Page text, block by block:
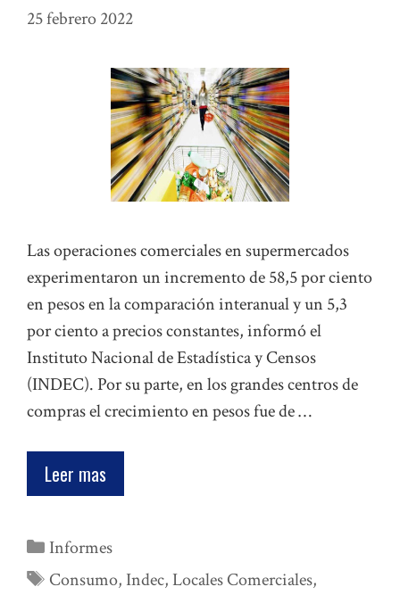
25 febrero 2022
Las operaciones comerciales en supermercados
experimentaron un incremento de 58,5 por ciento
en pesos en la comparación interanual y un 5,3
por ciento a precios constantes, informó el
Instituto Nacional de Estadística y Censos
(INDEC). Por su parte, en los grandes centros de
compras el crecimiento en pesos fue de …
Leer mas
Categorías
Informes
Etiquetas
Consumo, Indec,Locales Comerciales,